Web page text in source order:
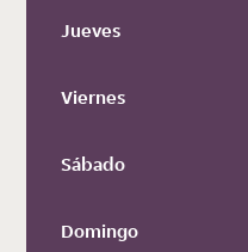
Jueves
Viernes
Sábado
Domingo